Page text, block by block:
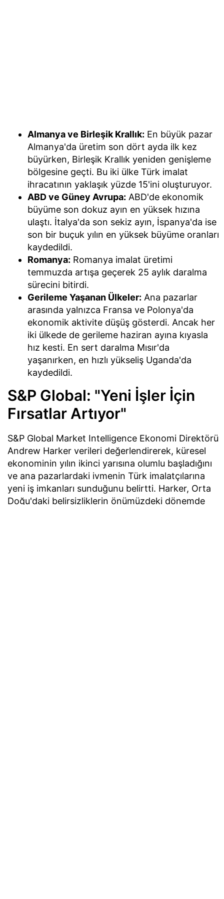
Almanya ve Birleşik Krallık: En büyük pazar
Almanya'da üretim son dört ayda ilk kez
büyürken, Birleşik Krallık yeniden genişleme
bölgesine geçti. Bu iki ülke Türk imalat
ihracatının yaklaşık yüzde 15'ini oluşturuyor.
ABD ve Güney Avrupa: ABD'de ekonomik
büyüme son dokuz ayın en yüksek hızına
ulaştı. İtalya'da son sekiz ayın, İspanya'da ise
son bir buçuk yılın en yüksek büyüme oranları
kaydedildi.
Romanya: Romanya imalat üretimi
temmuzda artışa geçerek 25 aylık daralma
sürecini bitirdi.
Gerileme Yaşanan Ülkeler: Ana pazarlar
arasında yalnızca Fransa ve Polonya'da
ekonomik aktivite düşüş gösterdi. Ancak her
iki ülkede de gerileme haziran ayına kıyasla
hız kesti. En sert daralma Mısır'da
yaşanırken, en hızlı yükseliş Uganda'da
kaydedildi.
S&P Global: "Yeni İşler İçin
Fırsatlar Artıyor"
S&P Global Market Intelligence Ekonomi Direktörü
Andrew Harker verileri değerlendirerek, küresel
ekonominin yılın ikinci yarısına olumlu başladığını
ve ana pazarlardaki ivmenin Türk imalatçılarına
yeni iş imkanları sunduğunu belirtti. Harker, Orta
Doğu'daki belirsizliklerin önümüzdeki dönemde